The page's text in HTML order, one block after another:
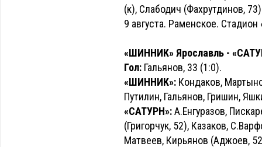
(к), Слабодич (Фахрутдинов,
9 августа. Раменское. Стадион
«ШИННИК» Ярославль -
Гол: Гальянов, 33 (1:0).
«ШИННИК»: Кондаков,
Путилин, Гальянов, Гришин,
«САТУРН»:А.Енгуразов,
(Григорчук, 52), Казаков,
Матвеев, Кирьянов (Аджоев,